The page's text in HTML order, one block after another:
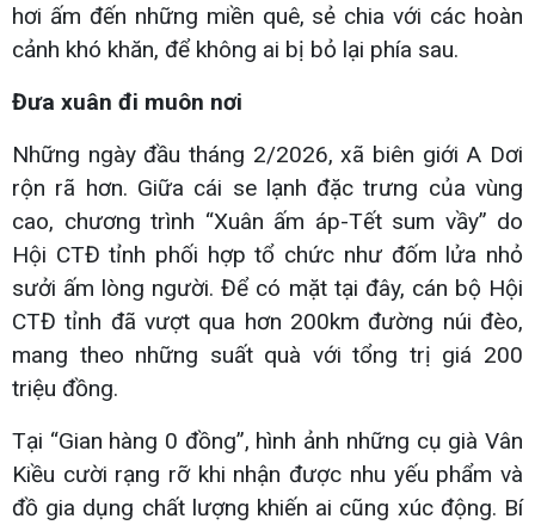
hơi ấm đến những miền quê, sẻ chia với các hoàn
cảnh khó khăn, để không ai bị bỏ lại phía sau.
Đưa xuân đi muôn nơi
Những ngày đầu tháng 2/2026, xã biên giới A Dơi
rộn rã hơn. Giữa cái se lạnh đặc trưng của vùng
cao, chương trình “Xuân ấm áp-Tết sum vầy” do
Hội CTĐ tỉnh phối hợp tổ chức như đốm lửa nhỏ
sưởi ấm lòng người. Để có mặt tại đây, cán bộ Hội
CTĐ tỉnh đã vượt qua hơn 200km đường núi đèo,
mang theo những suất quà với tổng trị giá 200
triệu đồng.
Tại “Gian hàng 0 đồng”, hình ảnh những cụ già Vân
Kiều cười rạng rỡ khi nhận được nhu yếu phẩm và
đồ gia dụng chất lượng khiến ai cũng xúc động. Bí